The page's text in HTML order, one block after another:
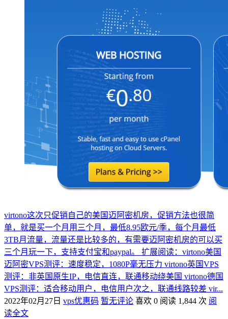
virtono这次只促销自己的美国迈阿密机房，促销方法也很简
单，就是买一个月用三个月，最低8.95欧元/季，每个月最低
3TB月流量，流量还是比较多的，有需要迈阿密机房的可以买
三个月玩一下，支持支付宝和paypal。 扩展阅读：virtono美国
迈阿密VPS测评：速度稳定，1080P毫无压力 virtono英国VPS
测评：非英国原生IP，电信直连，联通移动绕美国 virtono德国
VPS测评：适合移动用户，电信用户次之，联通线路较差 vir...
2022年02月27日 vps优惠码 暂无评论 喜欢 0 阅读 1,844 次 阅
读全文